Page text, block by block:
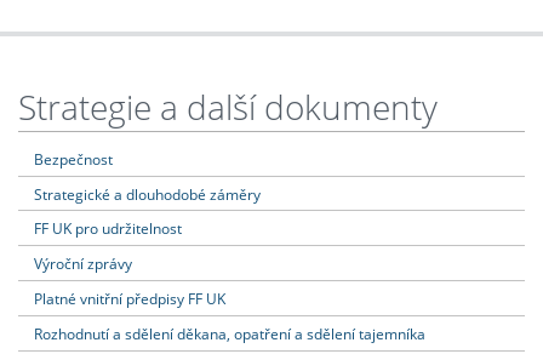
Strategie a další dokumenty
Bezpečnost
Strategické a dlouhodobé záměry
FF UK pro udržitelnost
Výroční zprávy
Platné vnitřní předpisy FF UK
Rozhodnutí a sdělení děkana, opatření a sdělení tajemníka